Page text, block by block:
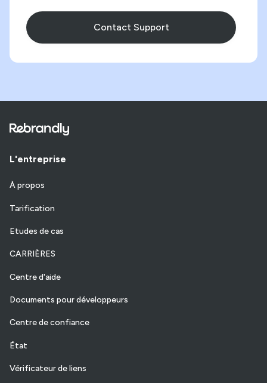
Contact Support
L'entreprise
À propos
Tarification
Etudes de cas
CARRIÈRES
Centre d'aide
Documents pour développeurs
Centre de confiance
État
Vérificateur de liens